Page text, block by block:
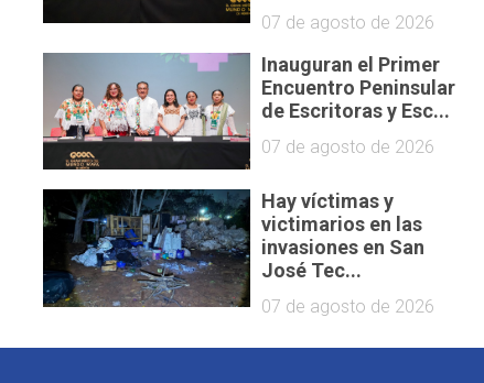
07 de agosto de 2026
Inauguran el Primer
Encuentro Peninsular
de Escritoras y Esc...
07 de agosto de 2026
Hay víctimas y
victimarios en las
invasiones en San
José Tec...
07 de agosto de 2026